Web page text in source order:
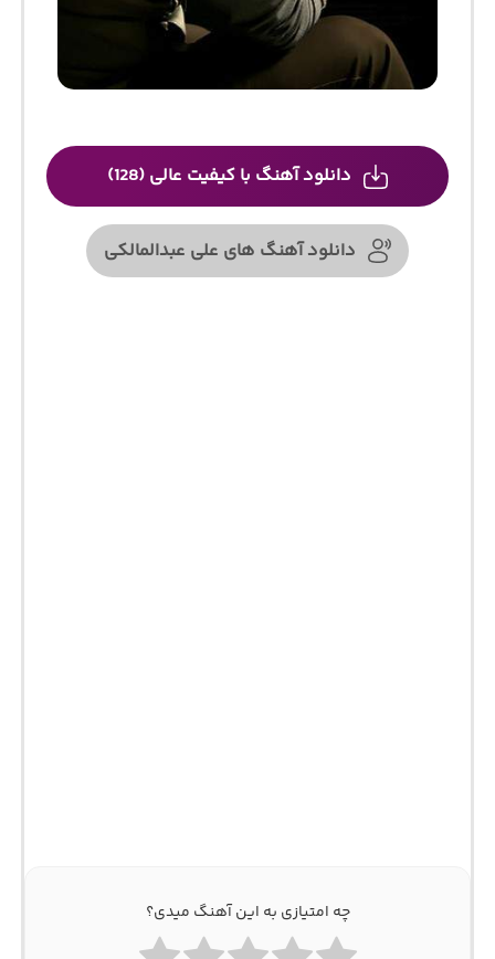
دانلود آهنگ با کیفیت عالی (128)
دانلود آهنگ های علی عبدالمالکی
چه امتیازی به این آهنگ میدی؟